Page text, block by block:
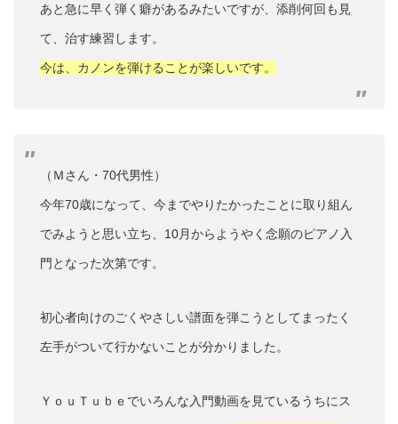
あと急に早く弾く癖があるみたいですが、添削何回も見
て、治す練習します。
今は、カノンを弾けることが楽しいです。
（Ｍさん・70代男性）
今年70歳になって、今までやりたかったことに取り組ん
でみようと思い立ち、10月からようやく念願のピアノ入
門となった次第です。
初心者向けのごくやさしい譜面を弾こうとしてまったく
左手がついて行かないことが分かりました。
ＹｏｕＴｕｂｅでいろんな入門動画を見ているうちにス